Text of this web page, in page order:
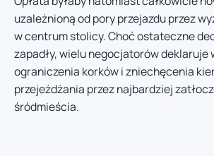
uzależnioną od pory przejazdu przez
w centrum stolicy. Choć ostateczne
zapadły, wielu negocjatorów deklaruje
ograniczenia korków i zniechęcenia
przejeżdżania przez najbardziej
śródmieścia.